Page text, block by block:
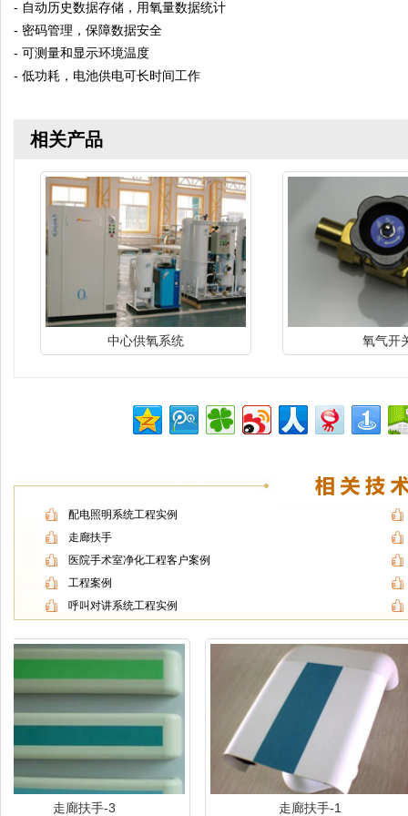
- 自动历史数据存储，用氧量数据统计
- 密码管理，保障数据安全
- 可测量和显示环境温度
- 低功耗，电池供电可长时间工作
相关产品
中心供氧系统 氧气开
配电照明系统工程实例
走廊扶手
医院手术室净化工程客户案例
工程案例
呼叫对讲系统工程实例
走廊扶手-3 走廊扶手-1